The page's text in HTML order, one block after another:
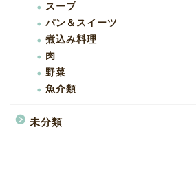
スープ
パン＆スイーツ
煮込み料理
肉
野菜
魚介類
未分類